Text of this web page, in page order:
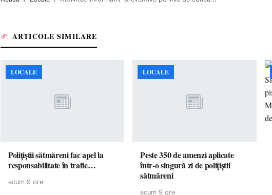
ARTICOLE SIMILARE
LOCALE
Polițiștii sătmăreni fac apel la
responsabilitate în trafic…
acum 9 ore
LOCALE
Peste 350 de amenzi aplicate
într-o singură zi de polițiștii
sătmăreni
acum 9 ore